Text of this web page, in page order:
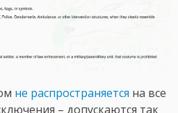
не распространяется на все
– допускаются так